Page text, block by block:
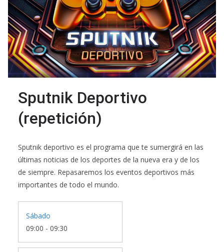
Sputnik Deportivo
(repetición)
Sputnik deportivo es el programa que te sumergirá en las
últimas noticias de los deportes de la nueva era y de los
de siempre. Repasaremos los eventos deportivos más
importantes de todo el mundo.
Sábado
09:00 - 09:30